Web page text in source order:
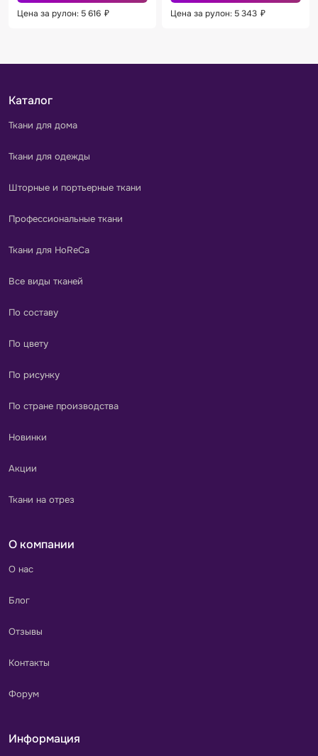
Цена за рулон: 5 616 ₽ Цена за рулон: 5 343 ₽
Каталог
Ткани для дома
Ткани для одежды
Шторные и портьерные ткани
Профессиональные ткани
Ткани для HoReCa
Все виды тканей
По составу
По цвету
По рисунку
По стране производства
Новинки
Акции
Ткани на отрез
О компании
О нас
Блог
Отзывы
Контакты
Форум
Информация